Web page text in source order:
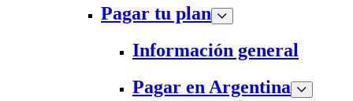
Pagar tu plan
Información general
Pagar en Argentina